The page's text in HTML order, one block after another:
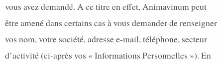
vous avez demandé. A ce titre en effet, Animavinum peut
être amené dans certains cas à vous demander de renseigner
vos nom, votre société, adresse e-mail, téléphone, secteur
d’activité (ci-après vos « Informations Personnelles »). En